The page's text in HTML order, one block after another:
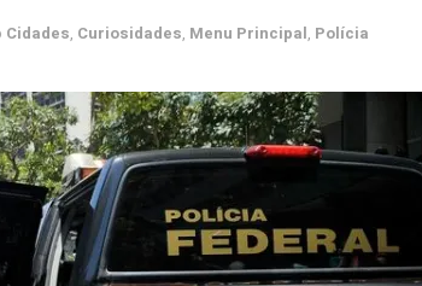
Cidades, Curiosidades, Menu Principal, Polícia